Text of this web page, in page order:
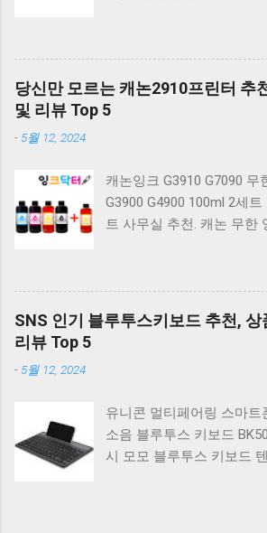
랙 K560 일반형. 앱코
밍 유선키보드 갈축 일반
키보드 G803000S TKL
계식 키보드 4종 축 선택 저
베이지 K517 Retro. COX
RGB 게이밍 기계식 키보드
일반형. 체리키보드 XTRFY
COX 기계식 게이밍 키보
CK01 TKL 텐키리스 기계
하실 때, 추가 할인 혜택을
정이 많이 어려우시죠? 특
상품을 고를 때는 더 고민
니다. 다양한 상품들을 상
당신만 모르는 캐논2910프린터 추
및 리뷰 Top 5
- 5월 12, 2024
캐논잉크 G3910 G7090 무
G3900 G4900 100ml 2세
트 사무실 추천. 캐논 무한
논 PIXMA G2910 잉크포
러 잉크젯복합기 가정용프
캐논 G시리즈 프린터 정품
G1900 G2900 G3900
G4902 G4910 G4911 리필
500ml 4색세트. 캐논 빌트
G2910 정품잉크 포함충전
잉크 4색세트 G3910
SNS 인기 블루투스키보드 추천, 상
리뷰 Top 5
- 5월 12, 2024
유니콘 멀티페어링 스마트
소음 블루투스 키보드
시 모모 블루투스 키보드
K380S. 로지텍 무선키보